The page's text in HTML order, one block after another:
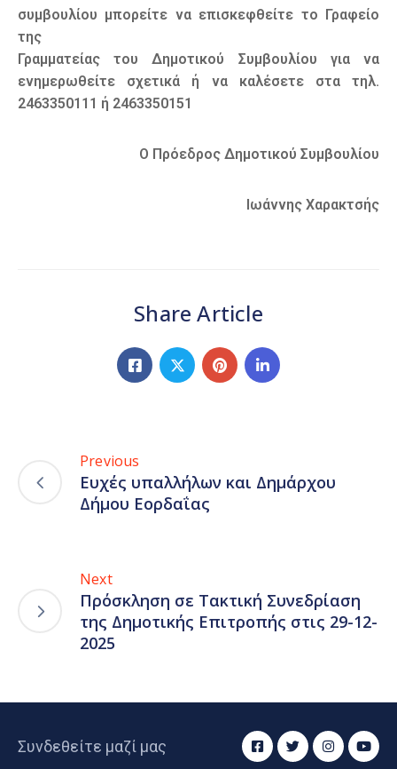
συμβουλίου μπορείτε να επισκεφθείτε το Γραφείο
της
Γραμματείας του Δημοτικού Συμβουλίου για να
ενημερωθείτε σχετικά ή να καλέσετε στα τηλ.
2463350111 ή 2463350151
Ο Πρόεδρος Δημοτικού Συμβουλίου
Ιωάννης Χαρακτσής
Share Article
Previous
Ευχές υπαλλήλων και Δημάρχου
Δήμου Εορδαΐας
Next
Πρόσκληση σε Τακτική Συνεδρίαση
της Δημοτικής Επιτροπής στις 29-12-
2025
Συνδεθείτε μαζί μας